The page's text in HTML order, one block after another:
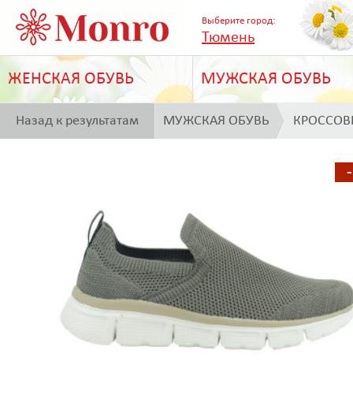
Выберите город:
Тюмень
ЖЕНСКАЯ ОБУВЬ МУЖСКАЯ ОБУВЬ
Назад к результатам МУЖСКАЯ ОБУВЬ